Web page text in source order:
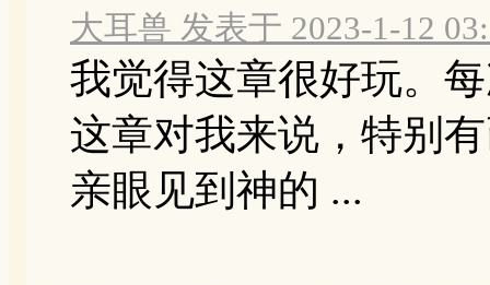
大耳兽 发表于 2023-1-12
我觉得这章很好玩。
这章对我来说，特别
亲眼见到神的 ...